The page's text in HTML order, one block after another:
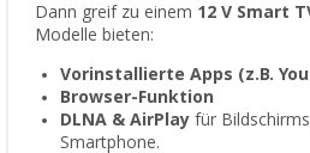
Dann greif zu einem 12 V Smart
Modelle bieten:
Vorinstallierte Apps (z.B.
Browser-Funktion
DLNA & AirPlay für
Smartphone.